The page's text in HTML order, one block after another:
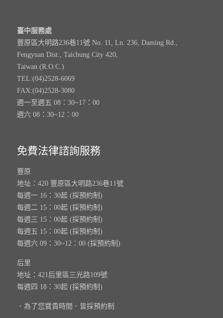
臺中服務處
豐原區大明路236巷11號 No. 11, Ln. 236, Daming Rd.,
Fengyuan Dist., Taichung City 420,
Taiwan (R.O.C.)
TEL:(04)2528-6069
FAX:(04)2528-3080
週一至週五 08：30~17：00
週六 08：30~12：00
免費法律諮詢服務
豐原
地址：420 豐原區大明路236巷11號
每週一 16：30起 (採預約制)
每週二 15：00起 (採預約制)
每週三 15：00起 (採預約制)
每週五 15：00起 (採預約制)
每週六 09：30~12：00 (採預約制)
后里
地址：421后里區三光路109號
每週四 18：30起 (採預約制)
．為了您寶貴時間．皆採預約制